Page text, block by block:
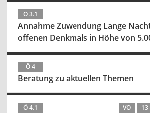
Ö 3.1
Annahme Zuwendung Lange
offenen Denkmals in Höhe von
Ö 4
Beratung zu aktuellen Themen
Ö 4.1 VO 13